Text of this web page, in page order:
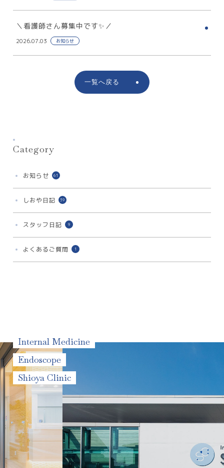
＼看護師さん募集中です✨／
2026.07.03 お知らせ
一覧へ戻る
Category
お知らせ 61
しおや日記 39
スタッフ日記 9
よくあるご質問 1
Internal Medicine
Endoscope
Shioya Clinic